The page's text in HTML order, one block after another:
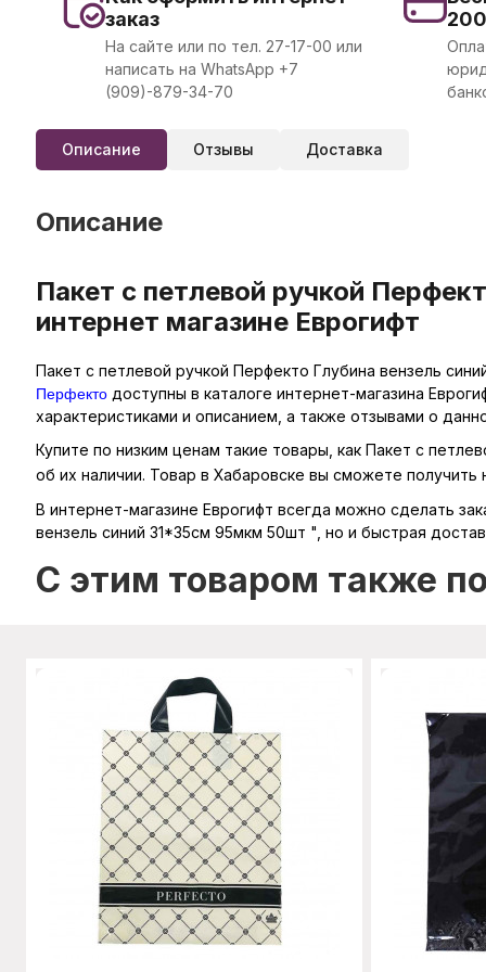
заказ
На сайте или по тел. 27-17-00 или
написать на WhatsApp +7
(909)-879-34-70
Описание Отзывы Доставка
Описание
Пакет с петлевой ручкой
интернет магазине Еврогифт
Пакет с петлевой ручкой Перфекто Глубина вензель
Перфектодоступны в каталоге интернет-магазина
характеристиками и описанием, а также отзывами о
Купите по низким ценам такие товары, как Пакет с
об их наличии. Товар в Хабаровске вы сможете
В интернет-магазине Еврогифт всегда можно сделать
вензель синий 31*35см 95мкм 50шт ", но и быстрая
C этим товаром также